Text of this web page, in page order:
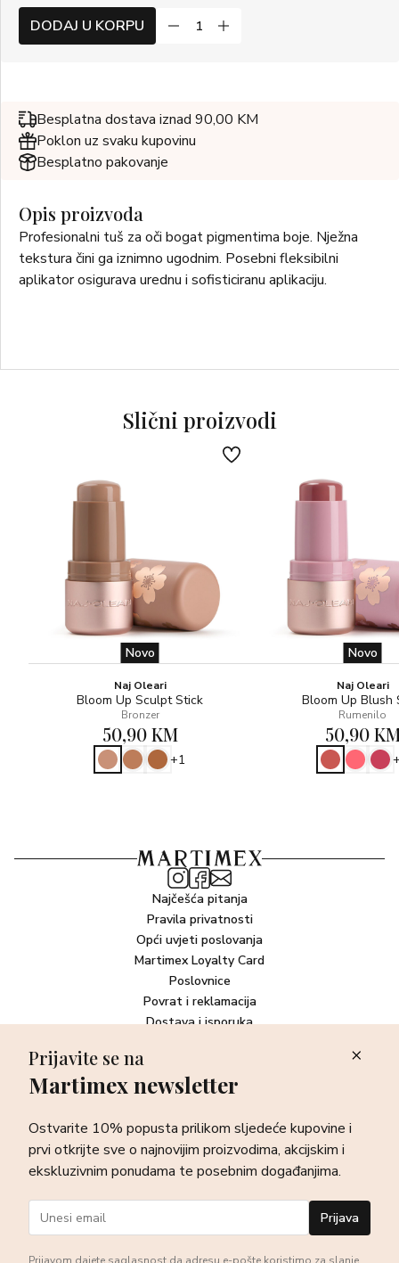
DODAJ U KORPU
Besplatna dostava iznad 90,00 KM
Poklon uz svaku kupovinu
Besplatno pakovanje
Opis proizvoda
Profesionalni tuš za oči bogat pigmentima boje. Nježna
tekstura čini ga iznimno ugodnim. Posebni fleksibilni
aplikator osigurava urednu i sofisticiranu aplikaciju.
Slični proizvodi
Novo
Naj Oleari
Bloom Up Sculpt Stick
Bronzer
50,90 KM
+1
Novo
Naj Oleari
Bloom Up Blush
Rumenilo
50,90
Najčešća pitanja
Pravila privatnosti
Opći uvjeti poslovanja
Martimex Loyalty Card
Poslovnice
Povrat i reklamacija
Dostava i isporuka
Newsletter
sve o najnovijim proizvodima, akcijskim i ekskluzivnim
ponudama te posebnim događanjima.
Prijava
Prijavite se na
Martimex newsletter
Ostvarite 10% popusta prilikom sljedeće kupovine i
prvi otkrijte sve o najnovijim proizvodima, akcijskim i
ekskluzivnim ponudama te posebnim događanjima.
Prijava